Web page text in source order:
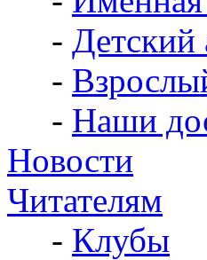
- Детский
-
- Наши
Новости
Читателям
- Клубы